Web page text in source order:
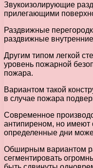
Звукоизолирующие
прилегающими
Раздвижные
раздвижные
Другим типом легкой
уровень пожарной
пожара.
Вариантом такой
в случае пожара
Современное
антипиреном, но имеют
определенные дни
Обширным вариантом
сегментировать